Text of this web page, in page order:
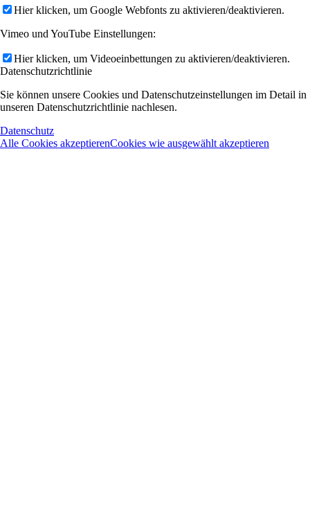
Hier klicken, um Google Webfonts zu aktivieren/deaktivieren.
Vimeo und YouTube Einstellungen:
Hier klicken, um Videoeinbettungen zu aktivieren/deaktivieren.
Datenschutzrichtlinie
Sie können unsere Cookies und Datenschutzeinstellungen im Detail in
unseren Datenschutzrichtlinie nachlesen.
Datenschutz
Alle Cookies akzeptierenCookies wie ausgewählt akzeptieren